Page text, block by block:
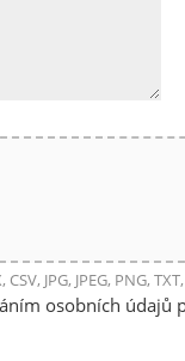
JPG, JPEG, PNG,
osobních údajů